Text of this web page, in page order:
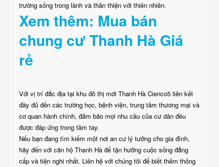
trường sống trong lành và thân thiện với thiên nhiên.
Xem thêm: Mua bán
chung cư Thanh Hà Giá
rẻ
Với vị trí đắc địa tại khu đô thị mới Thanh Hà Cienco5 liên kết
đầy đủ đến các trường học, bệnh viện, trung tâm thương mại và
cơ quan hành chính, đảm bảo mọi nhu cầu của cư dân đều
được đáp ứng trong tầm tay.
Nếu bạn đang tìm kiếm một nơi an cư lý tưởng cho gia đình,
hãy đến với căn hộ Thanh Hà để tận hưởng cuộc sống đẳng
cấp và tiện nghi nhất. Liên hệ với chúng tôi để biết thêm thông